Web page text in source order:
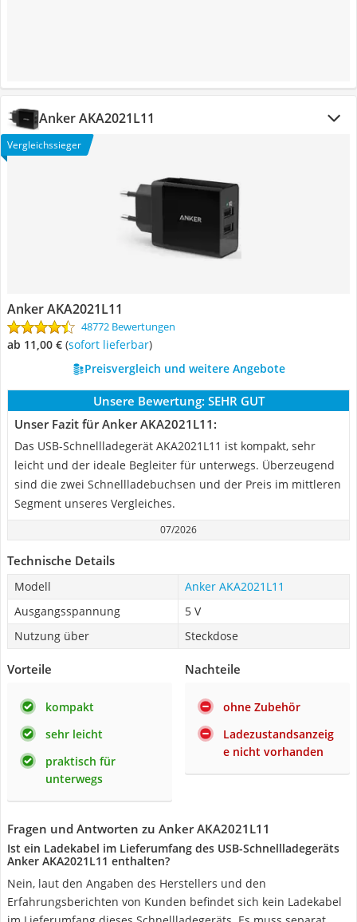
Anker AKA2021L11
Vergleichssieger
Anker AKA2021L11
48772 Bewertungen
ab 11,00 € ( Sofort lieferbar)
Preisvergleich und weitere Angebote
Unsere Bewertung: SEHR GUT
Unser Fazit für Anker AKA2021L11:
Das USB-Schnellladegerät AKA2021L11 ist kompakt, sehr
leicht und der ideale Begleiter für unterwegs. Überzeugend
sind die zwei Schnellladebuchsen und der Preis im mittleren
Segment unseres Vergleiches.
07/2026
Technische Details
Modell
Anker AKA2021L11
Ausgangsspannung
5 V
Nutzung über
Steckdose
Vorteile
kompakt
sehr leicht
praktisch für
unterwegs
Nachteile
ohne Zubehör
Ladezustandsanzeig
e nicht vorhanden
Fragen und Antworten zu Anker AKA2021L11
Ist ein Ladekabel im Lieferumfang des USB-Schnellladegeräts
Anker AKA2021L11 enthalten?
Nein, laut den Angaben des Herstellers und den
Erfahrungsberichten von Kunden befindet sich kein Ladekabel